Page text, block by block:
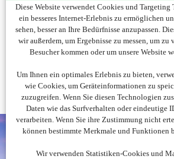
Diese Website verwendet Cookies und Targeting
ein besseres Internet-Erlebnis zu ermöglichen
sehen, besser an Ihre Bedürfnisse anzupassen.
wir außerdem, um Ergebnisse zu messen, um zu
Besucher kommen oder um unsere Website
Um Ihnen ein optimales Erlebnis zu bieten,
wie Cookies, um Geräteinformationen zu
zuzugreifen. Wenn Sie diesen Technologien
Daten wie das Surfverhalten oder eindeutige
verarbeiten. Wenn Sie ihre Zustimmung nicht
können bestimmte Merkmale und Funktionen
Wir verwenden Statistiken-Cookies und
Cookies